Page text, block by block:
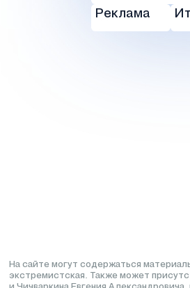
Реклама
На сайте могут содержаться
экстремистская. Также может